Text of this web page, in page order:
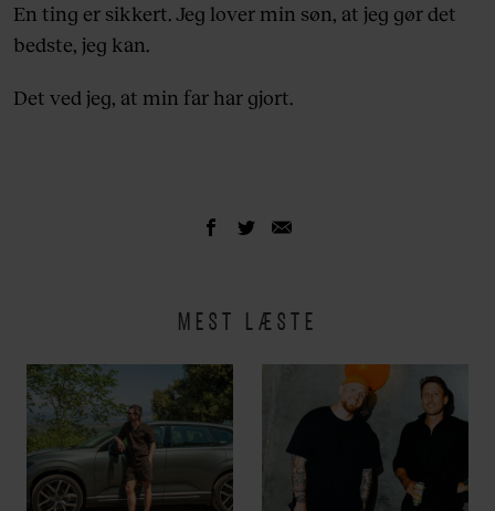
En ting er sikkert. Jeg lover min søn, at jeg gør det
bedste, jeg kan.
Det ved jeg, at min far har gjort.
MEST LÆSTE